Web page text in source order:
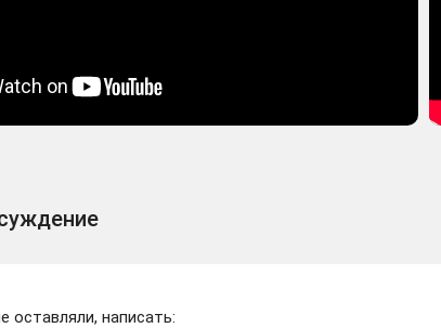
написать: